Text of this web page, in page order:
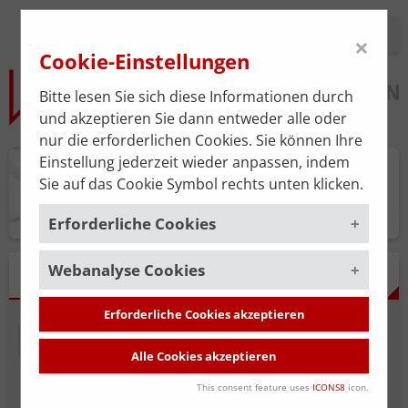
Praxisplan
ERGEBNISSE
NEUE SUCHE SUCHE BEARBEITEN
×
Cookie-Einstellungen
Bitte lesen Sie sich diese Informationen durch
und akzeptieren Sie dann entweder alle oder
nur die erforderlichen Cookies. Sie können Ihre
Einstellung jederzeit wieder anpassen, indem
Sie auf das Cookie Symbol rechts unten klicken.
Erforderliche Cookies
Um die korrekte Funktion der Website zu
gewährleisten, müssen gewisse Cookies
gesetzt werden. Diese erforderlichen
Cookies sind immer aktiviert.
Cookies, die für die allgemeine
Funktionalität der Website erforderlich
Webanalyse Cookies
Um unsere Serviceleistung stätig zu
verbessern, verwenden wir das
Webanalyse-ToolMatomo. Die
Datenerhebung ist standardmäßig
Erforderliche Cookies akzeptieren
Alle Cookies akzeptieren
This consent feature uses ICONS8icon.